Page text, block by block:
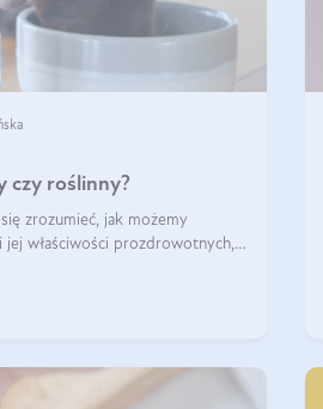
czy roślinny?
zrozumieć, jak możemy
właściwości prozdrowotnych,